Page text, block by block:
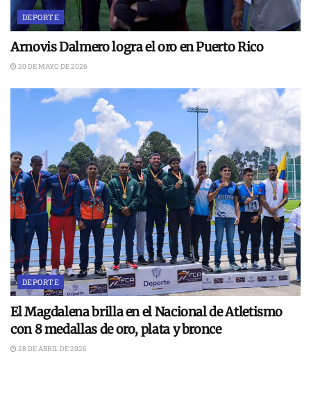
DEPORTE
Arnovis Dalmero logra el oro en Puerto Rico
20 DE MAYO DE 2026
DEPORTE
El Magdalena brilla en el Nacional de Atletismo
con 8 medallas de oro, plata y bronce
28 DE ABRIL DE 2026